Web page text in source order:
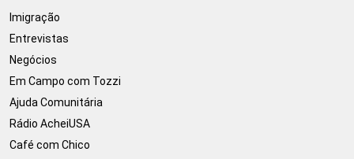
Imigração
Entrevistas
Negócios
Em Campo com Tozzi
Ajuda Comunitária
Rádio AcheiUSA
Café com Chico